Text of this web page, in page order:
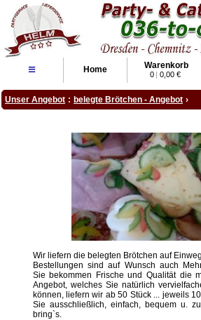
≡ Home Warenkorb
0 | 0,00 €
Unser Angebot : belegte Brötchen - Angebot ›
Wir liefern die belegten Brötchen auf
Bestellungen sind auf Wunsch auch
Sie bekommen Frische und Qualität die
Angebot, welches Sie natürlich
können, liefern wir ab 50 Stück ... jeweils
Sie ausschließlich, einfach, bequem u.
bring`s.